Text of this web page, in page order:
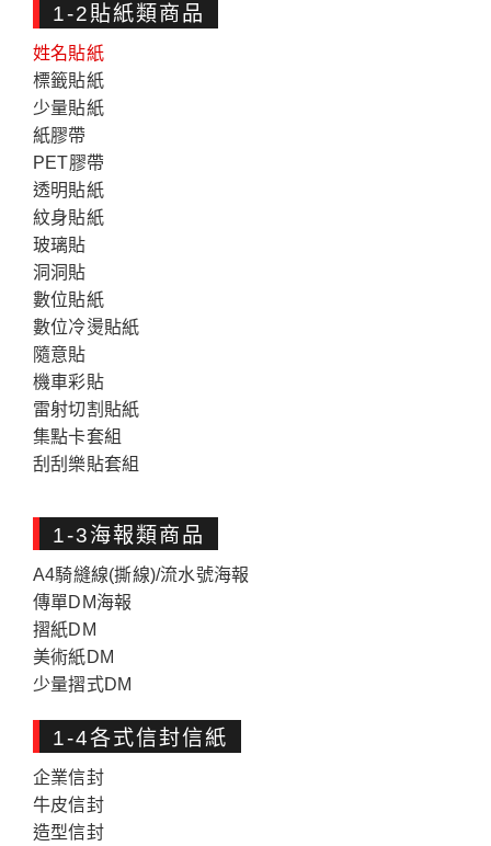
1-2貼紙類商品
姓名貼紙
標籤貼紙
少量貼紙
紙膠帶
PET膠帶
透明貼紙
紋身貼紙
玻璃貼
洞洞貼
數位貼紙
數位冷燙貼紙
隨意貼
機車彩貼
雷射切割貼紙
集點卡套組
刮刮樂貼套組
1-3海報類商品
A4騎縫線(撕線)/流水號海報
傳單DM海報
摺紙DM
美術紙DM
少量摺式DM
1-4各式信封信紙
企業信封
牛皮信封
造型信封